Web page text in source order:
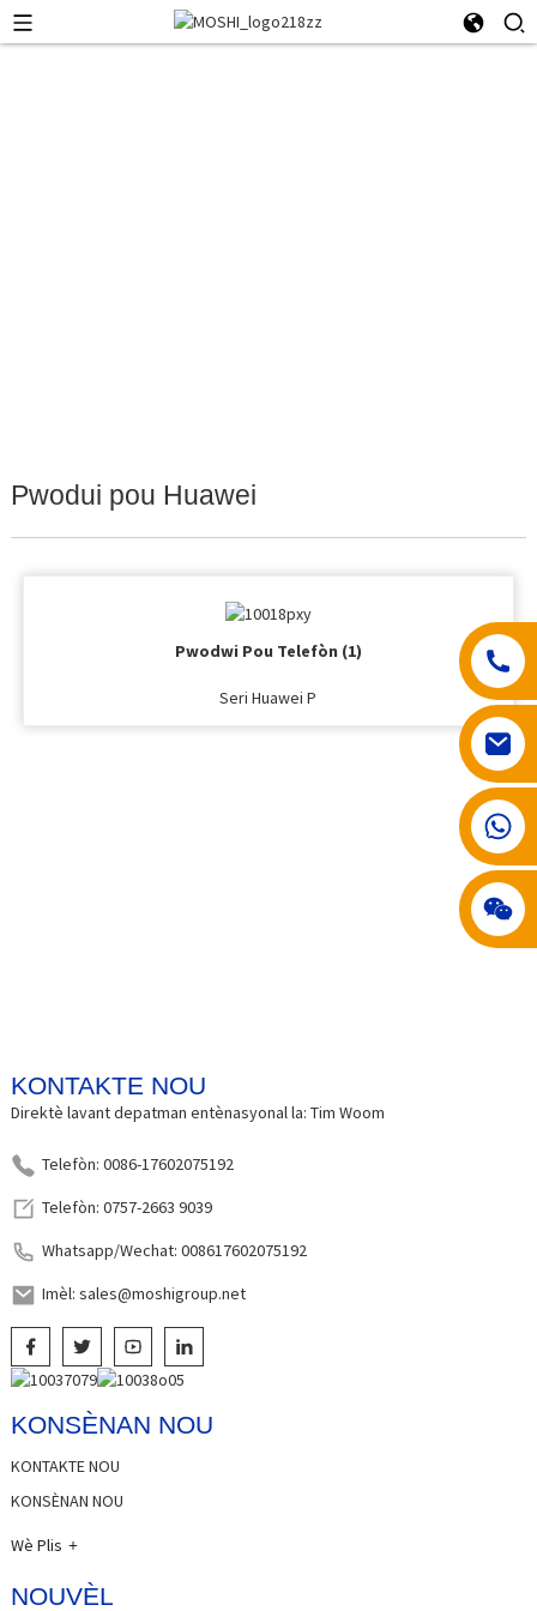
Pwodui pou Huawei
Pwodwi Pou Telefòn (1)
Seri Huawei P
KONTAKTE NOU
Direktè lavant depatman entènasyonal la: Tim Woom
Telefòn: 0086-17602075192
Telefòn: 0757-2663 9039
Whatsapp/Wechat: 008617602075192
Imèl: sales@moshigroup.net
KONSÈNAN NOU
KONTAKTE NOU
KONSÈNAN NOU
Wè Plis
NOUVÈL